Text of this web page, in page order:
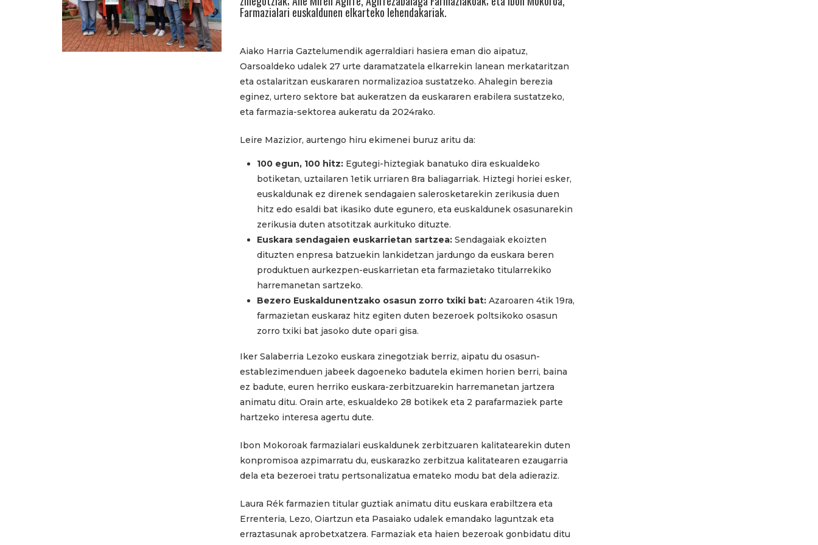
Farmazialari euskaldunen elkarteko lehendakariak.
Aiako Harria Gaztelumendik agerraldiari hasiera eman dio aipatuz,
Oarsoaldeko udalek 27 urte daramatzatela elkarrekin lanean merkataritzan
eta ostalaritzan euskararen normalizazioa sustatzeko. Ahalegin berezia
eginez, urtero sektore bat aukeratzen da euskararen erabilera sustatzeko,
eta farmazia-sektorea aukeratu da 2024rako.
Leire Mazizior, aurtengo hiru ekimenei buruz aritu da:
100 egun, 100 hitz: Egutegi-hiztegiak banatuko dira eskualdeko
botiketan, uztailaren 1etik urriaren 8ra baliagarriak. Hiztegi horiei esker,
euskaldunak ez direnek sendagaien salerosketarekin zerikusia duen
hitz edo esaldi bat ikasiko dute egunero, eta euskaldunek osasunarekin
zerikusia duten atsotitzak aurkituko dituzte.
Euskara sendagaien euskarrietan sartzea:Sendagaiak ekoizten
dituzten enpresa batzuekin lankidetzan jardungo da euskara beren
produktuen aurkezpen-euskarrietan eta farmazietako titularrekiko
harremanetan sartzeko.
Bezero Euskaldunentzako osasun zorro txiki bat: Azaroaren 4tik 19ra,
farmazietan euskaraz hitz egiten duten bezeroek poltsikoko osasun
zorro txiki bat jasoko dute opari gisa.
Iker Salaberria Lezoko euskara zinegotziak berriz, aipatu du osasun-
establezimenduen jabeek dagoeneko badutela ekimen horien berri, baina
ez badute, euren herriko euskara-zerbitzuarekin harremanetan jartzera
animatu ditu. Orain arte, eskualdeko 28 botikek eta 2 parafarmaziek parte
hartzeko interesa agertu dute.
Ibon Mokoroak farmazialari euskaldunek zerbitzuaren kalitatearekin duten
konpromisoa azpimarratu du, euskarazko zerbitzua kalitatearen ezaugarria
dela eta bezeroei tratu pertsonalizatua emateko modu bat dela adieraziz.
Laura Rék farmazien titular guztiak animatu ditu euskara erabiltzera eta
Errenteria, Lezo, Oiartzun eta Pasaiako udalek emandako laguntzak eta
erraztasunak aprobetxatzera. Farmaziak eta haien bezeroak gonbidatu ditu